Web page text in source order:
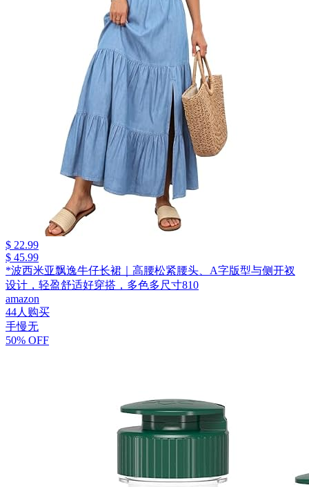
$ 22.99
$ 45.99
*波西米亚飘逸牛仔长裙｜高腰松紧腰头、A字版型与侧开衩
设计，轻盈舒适好穿搭，多色多尺寸810
amazon
44人购买
手慢无
50% OFF